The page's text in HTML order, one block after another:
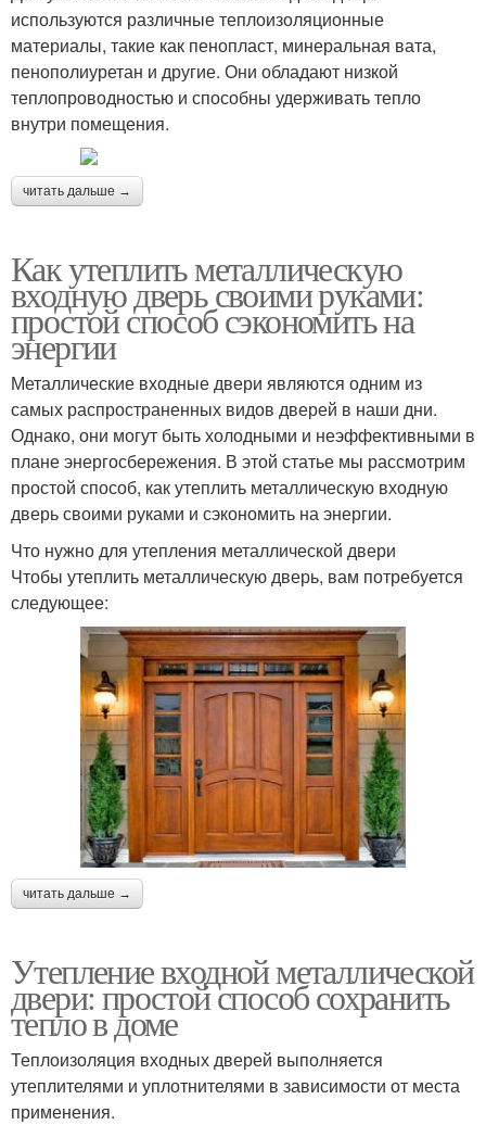
используются различные теплоизоляционные
материалы, такие как пенопласт, минеральная вата,
пенополиуретан и другие. Они обладают низкой
теплопроводностью и способны удерживать тепло
внутри помещения.
читать дальше →
Как утеплить металлическую
входную дверь своими руками:
простой способ сэкономить на
энергии
Металлические входные двери являются одним из
самых распространенных видов дверей в наши дни.
Однако, они могут быть холодными и неэффективными в
плане энергосбережения. В этой статье мы рассмотрим
простой способ, как утеплить металлическую входную
дверь своими руками и сэкономить на энергии.
Что нужно для утепления металлической двери
Чтобы утеплить металлическую дверь, вам потребуется
следующее:
читать дальше →
Утепление входной металлической
двери: простой способ сохранить
тепло в доме
Теплоизоляция входных дверей выполняется
утеплителями и уплотнителями в зависимости от места
применения.